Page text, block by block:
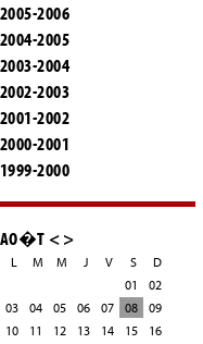
2005-2006
2004-2005
2003-2004
2002-2003
2001-2002
2000-2001
1999-2000
AO�T <>
L M M J V S
D
01
02
03
04 05 06 07 08
09
10
11 12 13 14 15
16